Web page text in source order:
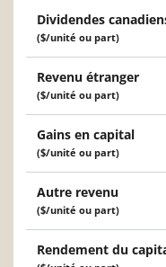
Dividendes
($/unité ou part)
Revenu étranger
($/unité ou part)
Gains en capital
($/unité ou part)
Autre revenu
($/unité ou part)
Rendement du